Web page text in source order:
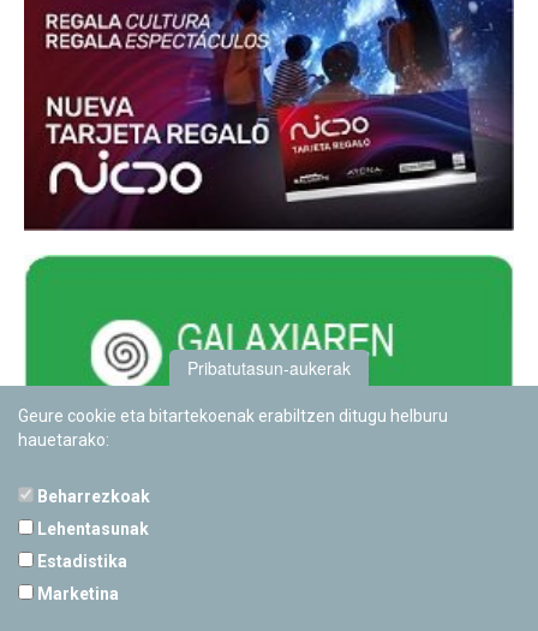
Pribatutasun-aukerak
Geure cookie eta bitartekoenak erabiltzen ditugu helburu
hauetarako:
Beharrezkoak
Lehentasunak
Estadistika
Marketina